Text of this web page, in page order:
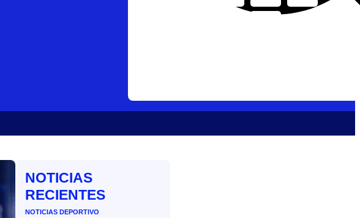
NOTICIAS
RECIENTES
NOTICIAS DEPORTIVO